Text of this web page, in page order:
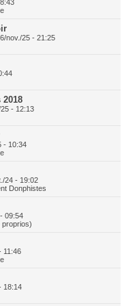
6/nov./25 - 21:25
- 12:13
- 10:34
24 - 19:02
Donphistes
09:54
proprios)
11:46
18:14